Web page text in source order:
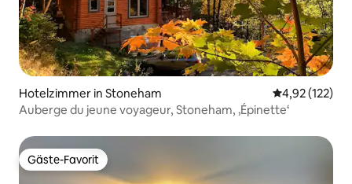
Hotelzimmer in Stoneham
4,92 (122)
Auberge du jeune voyageur, Stoneham, ‚Épinette‘
Gäste-Favorit
Gäste-Favorit